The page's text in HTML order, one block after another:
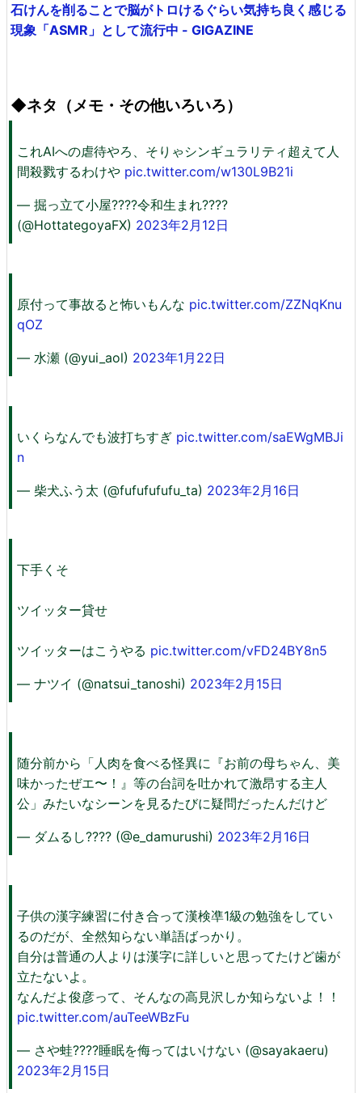
石けんを削ることで脳がトロけるぐらい気持ち良く感じる
現象「ASMR」として流行中 - GIGAZINE
◆ネタ（メモ・その他いろいろ）
これAIへの虐待やろ、そりゃシンギュラリティ超えて人
間殺戮するわけや pic.twitter.com/w130L9B21i
— 掘っ立て小屋????令和生まれ????
(@HottategoyaFX) 2023年2月12日
原付って事故ると怖いもんな pic.twitter.com/ZZNqKnu
qOZ
— 水瀬 (@yui_aol) 2023年1月22日
いくらなんでも波打ちすぎ pic.twitter.com/saEWgMBJi
n
— 柴犬ふう太 (@fufufufufu_ta) 2023年2月16日
下手くそ
ツイッター貸せ
ツイッターはこうやる pic.twitter.com/vFD24BY8n5
— ナツイ (@natsui_tanoshi) 2023年2月15日
随分前から「人肉を食べる怪異に『お前の母ちゃん、美
味かったぜエ〜！』等の台詞を吐かれて激昂する主人
公」みたいなシーンを見るたびに疑問だったんだけど
— ダムるし???? (@e_damurushi) 2023年2月16日
子供の漢字練習に付き合って漢検凖1級の勉強をしてい
るのだが、全然知らない単語ばっかり。
自分は普通の人よりは漢字に詳しいと思ってたけど歯が
立たないよ。
なんだよ俊彦って、そんなの高見沢しか知らないよ！！
pic.twitter.com/auTeeWBzFu
— さや蛙????睡眠を侮ってはいけない (@sayakaeru)
2023年2月15日